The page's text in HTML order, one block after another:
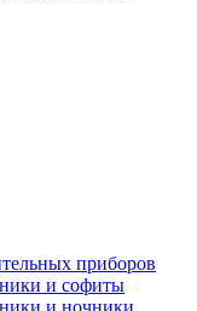
приборов
и софиты
и ночники